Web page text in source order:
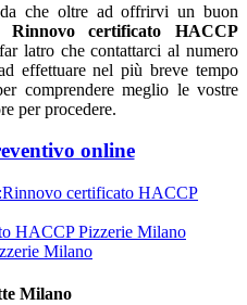
che oltre ad offrirvi un buon
Rinnovo certificato HACCP
latro che contattarci al numero
effettuare nel più breve tempo
comprendere meglio le vostre
per procedere.
online
Rinnovo certificato HACCP
HACCP Pizzerie Milano
Milano